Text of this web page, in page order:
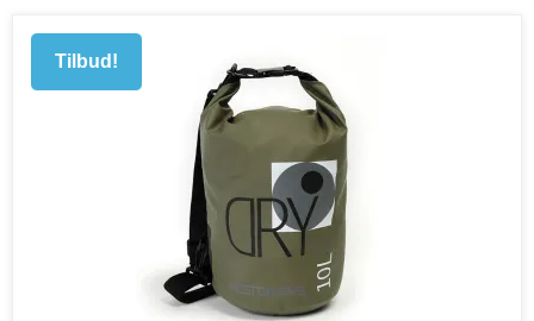
Tilbud!